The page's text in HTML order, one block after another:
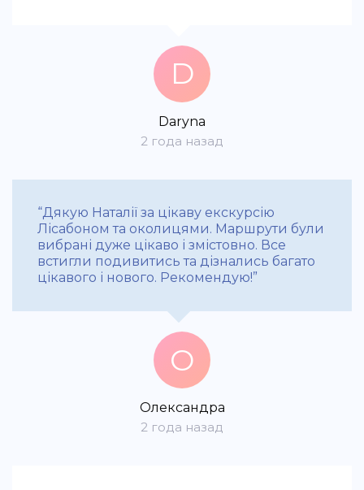
D
Daryna
2 года назад
“Дякую Наталії за цікаву екскурсію
Лісабоном та околицями. Маршрути були
вибрані дуже цікаво і змістовно. Все
встигли подивитись та дізнались багато
цікавого і нового. Рекомендую!”
О
Олександра
2 года назад